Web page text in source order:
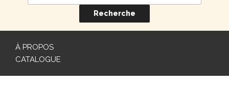
Recherche
À PROPOS
CATALOGUE